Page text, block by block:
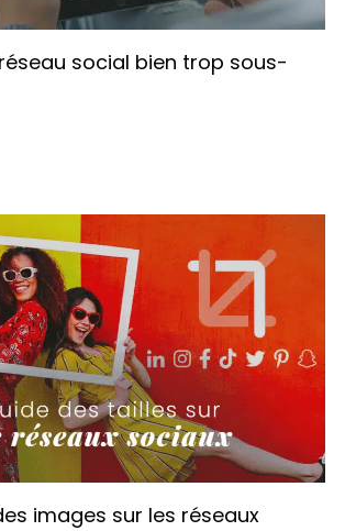
social bien trop sous-
images sur les réseaux